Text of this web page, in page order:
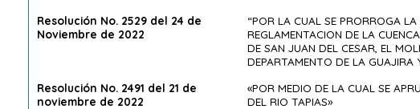
Resolución No. 2529 del 24 de
Noviembre de 2022
“POR LA CUAL SE PRORROGA
REGLAMENTACION DE LA
DE SAN JUAN DEL CESAR, EL
DEPARTAMENTO DE LA GUAJIRA
Resolución No. 2491 del 21 de
noviembre de 2022
«POR MEDIO DE LA CUAL SE
DEL RIO TAPIAS»